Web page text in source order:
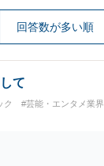
回答数が多い順
て
ク #芸能・エンタメ業界